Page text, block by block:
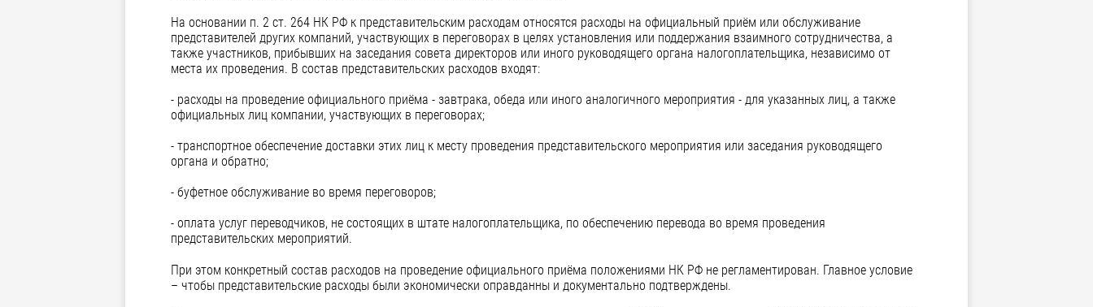
На основании п. 2 ст. 264 НК РФ к представительским расходам относятся расходы на официальный приём или обслуживание
представителей других компаний, участвующих в переговорах в целях установления или поддержания взаимного сотрудничества, а
также участников, прибывших на заседания совета директоров или иного руководящего органа налогоплательщика, независимо от
места их проведения. В состав представительских расходов входят:
- расходы на проведение официального приёма - завтрака, обеда или иного аналогичного мероприятия - для указанных лиц, а также
официальных лиц компании, участвующих в переговорах;
- транспортное обеспечение доставки этих лиц к месту проведения представительского мероприятия или заседания руководящего
органа и обратно;
- буфетное обслуживание во время переговоров;
- оплата услуг переводчиков, не состоящих в штате налогоплательщика, по обеспечению перевода во время проведения
представительских мероприятий.
При этом конкретный состав расходов на проведение официального приёма положениями НК РФ не регламентирован. Главное условие
– чтобы представительские расходы были экономически оправданны и документально подтверждены.